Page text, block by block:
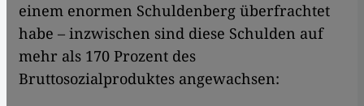
einem enormen Schuldenberg überfrachtet
habe – inzwischen sind diese Schulden auf
mehr als 170 Prozent des
Bruttosozialproduktes angewachsen: